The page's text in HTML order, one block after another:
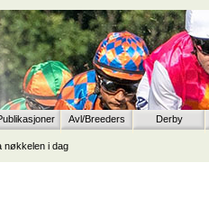
Avl/Breeders Derby
nøkkelen i dag